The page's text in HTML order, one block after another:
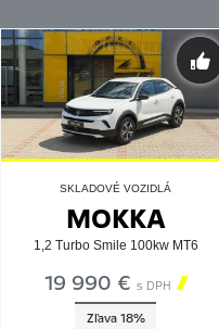
SKLADOVÉ VOZIDLÁ
MOKKA
1,2 Turbo Smile 100kw MT6
19 990 € s DPH 
Zľava 18%